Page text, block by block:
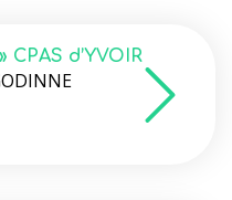
CPAS d’YVOIR